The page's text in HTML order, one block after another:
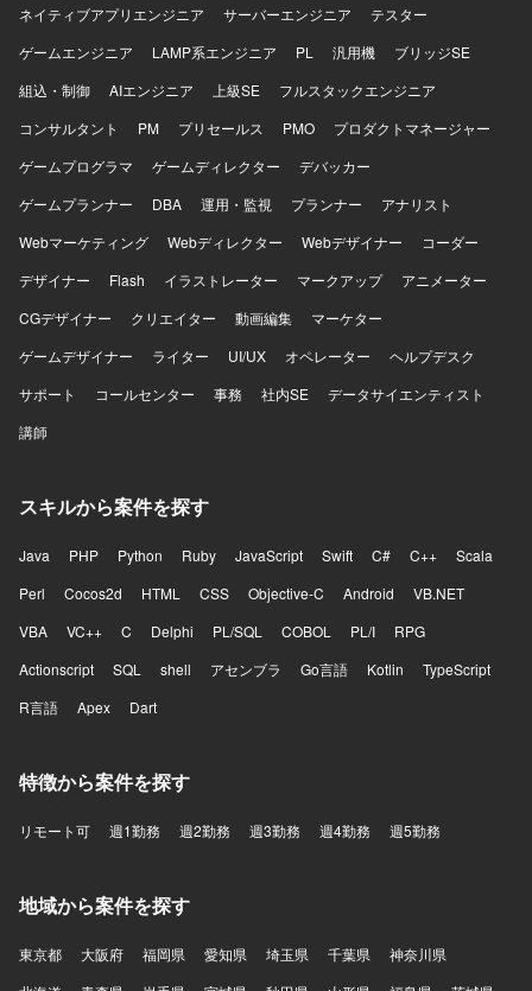
ネイティブアプリエンジニア
サーバーエンジニア
テスター
ゲームエンジニア
LAMP系エンジニア PL 汎用機
ブリッジSE
組込・制御
AIエンジニア 上級SE
フルスタックエンジニア
コンサルタント
PM プリセールス PMO
プロダクトマネージャー
ゲームプログラマ
ゲームディレクター
デバッカー
ゲームプランナー
DBA 運用・監視 プランナー
アナリスト
Webマーケティング
Webディレクター Webデザイナー
コーダー
デザイナー
Flash イラストレーター マークアップ
アニメーター
CGデザイナー
クリエイター 動画編集
マーケター
ゲームデザイナー
ライター UI/UX オペレーター
ヘルプデスク
サポート
コールセンター 事務 社内SE
データサイエンティスト
講師
スキルから案件を探す
Java PHP Python Ruby JavaScript Swift C# C++
Scala
Perl
Cocos2d HTML CSS Objective-C Android
VB.NET
VBA
VC++ C Delphi PL/SQL COBOL PL/I
RPG
Actionscript
SQL shell アセンブラ Go言語 Kotlin
TypeScript
R言語
Apex Dart
特徴から案件を探す
リモート可 週1勤務 週2勤務 週3勤務 週4勤務 週5勤務
地域から案件を探す
東京都 大阪府 福岡県 愛知県 埼玉県 千葉県
神奈川県